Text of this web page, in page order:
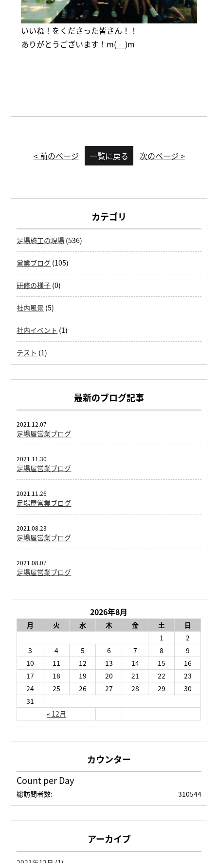
いいね！をくださった皆さん！！
ありがとうございます！m(__)m
< 前のページ 一覧に戻る 次のページ >
カテゴリ
足場施工の現場 (536)
営業ブログ (105)
研修の様子 (0)
社内風景 (5)
社内イベント (1)
テスト (1)
最新のブログ記事
足場屋営業ブログ
2021.12.07
足場屋営業ブログ
2021.11.30
足場屋営業ブログ
2021.11.26
足場屋営業ブログ
2021.08.23
足場屋営業ブログ
2021.08.07
2026年8月
月 火 水 木 金 土 日
« 12月
1
2
3
4 5 6 7 8
9
10
11 12 13 14 15
16
17
18 19 20 21 22
23
24
25 26 27 28 29
30
31
Count per Day
310544
総訪問者数:
アーカイブ